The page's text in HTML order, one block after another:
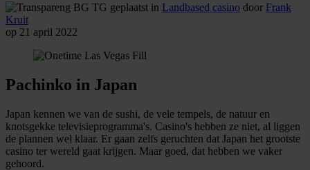
geplaatst in Landbased casino door Frank
Kruit
op 21 april 2022
Pachinko in Japan
Japan kennen we van de sushi, de vele tempels, de natuur en
knotsgekke televisieprogramma's. Casino's hebben ze niet, al liggen
de plannen wel klaar. Er gaan zelfs geruchten dat Japan het grootste
casino ter wereld gaat krijgen. Maar goed, dat hebben we vaker
gehoord.